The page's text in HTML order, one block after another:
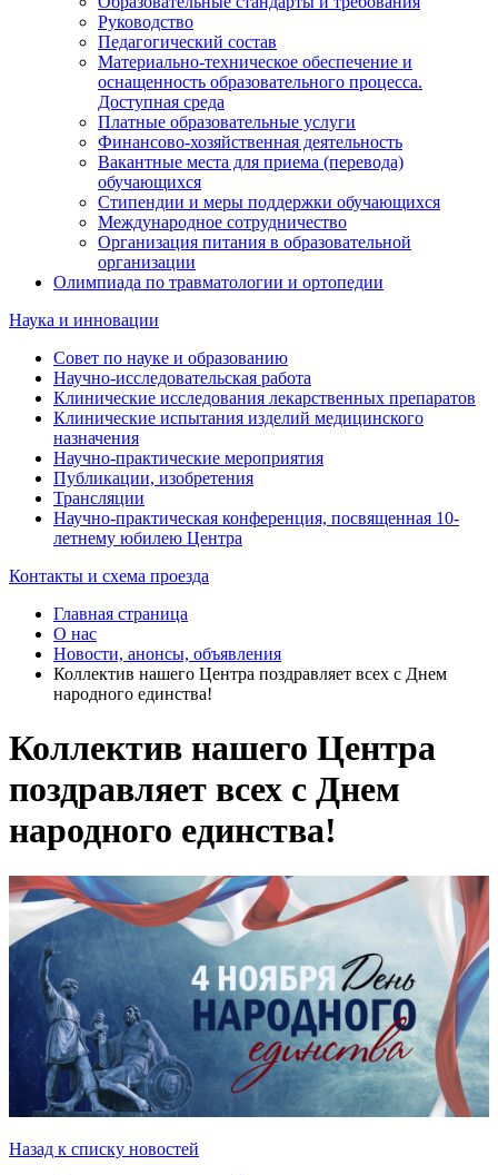
Руководство
Педагогический состав
Материально-техническое обеспечение и
оснащенность образовательного процесса.
Доступная среда
Платные образовательные услуги
Финансово-хозяйственная деятельность
Вакантные места для приема (перевода)
обучающихся
Стипендии и меры поддержки обучающихся
Международное сотрудничество
Организация питания в образовательной
организации
Олимпиада по травматологии и ортопедии
Наука и инновации
Совет по науке и образованию
Научно-исследовательская работа
Клинические исследования лекарственных препаратов
Клинические испытания изделий медицинского
назначения
Научно-практические мероприятия
Публикации, изобретения
Трансляции
Научно-практическая конференция, посвященная 10-
летнему юбилею Центра
Контакты и схема проезда
Главная страница
О нас
Новости, анонсы, объявления
Коллектив нашего Центра поздравляет всех с Днем
народного единства!
Коллектив нашего Центра
поздравляет всех с Днем
народного единства!
Назад к списку новостей